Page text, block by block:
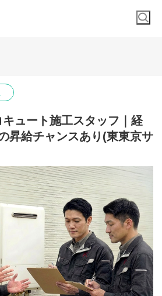
ュート施工スタッフ｜経
昇給チャンスあり(東東京サ